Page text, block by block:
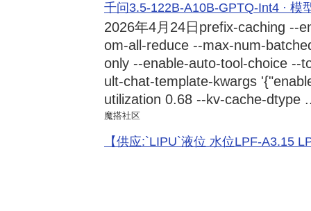
千问3.5-122B-A10B-GPTQ-Int4 · 模
2026年4月24日 prefix-caching --
om-all-reduce --max-num-
only --enable-auto-tool-choice --
ult-chat-template-kwargs
utilization 0.68 --kv-cache-dtype
魔搭社区
【供应:`LIPU`液位 水位LPF-A3.15